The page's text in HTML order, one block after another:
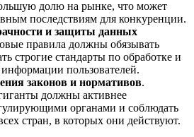
долю на рынке, что может
последствиям для конкуренции.
и защиты данных
правила должны обязывать
строгие стандарты по обработке и
пользователей.
законов и нормативов.
должны активнее
органами и соблюдать
стран, в которых они действуют.